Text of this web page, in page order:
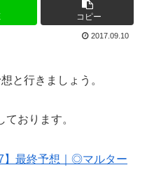
コピー
2017.09.10
と行きましょう。
おります。
】最終予想｜◎マルター